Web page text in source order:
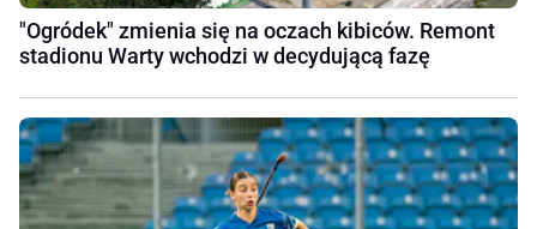
"Ogródek" zmienia się na oczach kibiców. Remont
stadionu Warty wchodzi w decydującą fazę